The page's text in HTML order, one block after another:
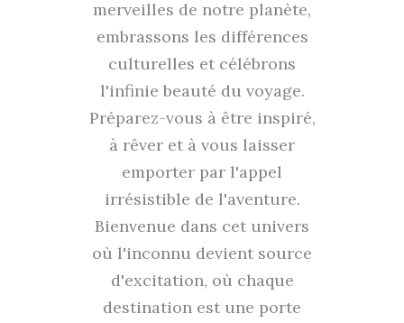
merveilles de notre planète,
embrassons les différences
culturelles et célébrons
l'infinie beauté du voyage.
Préparez-vous à être inspiré,
à rêver et à vous laisser
emporter par l'appel
irrésistible de l'aventure.
Bienvenue dans cet univers
où l'inconnu devient source
d'excitation, où chaque
destination est une porte